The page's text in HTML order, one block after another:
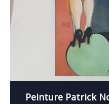
Peinture Patrick